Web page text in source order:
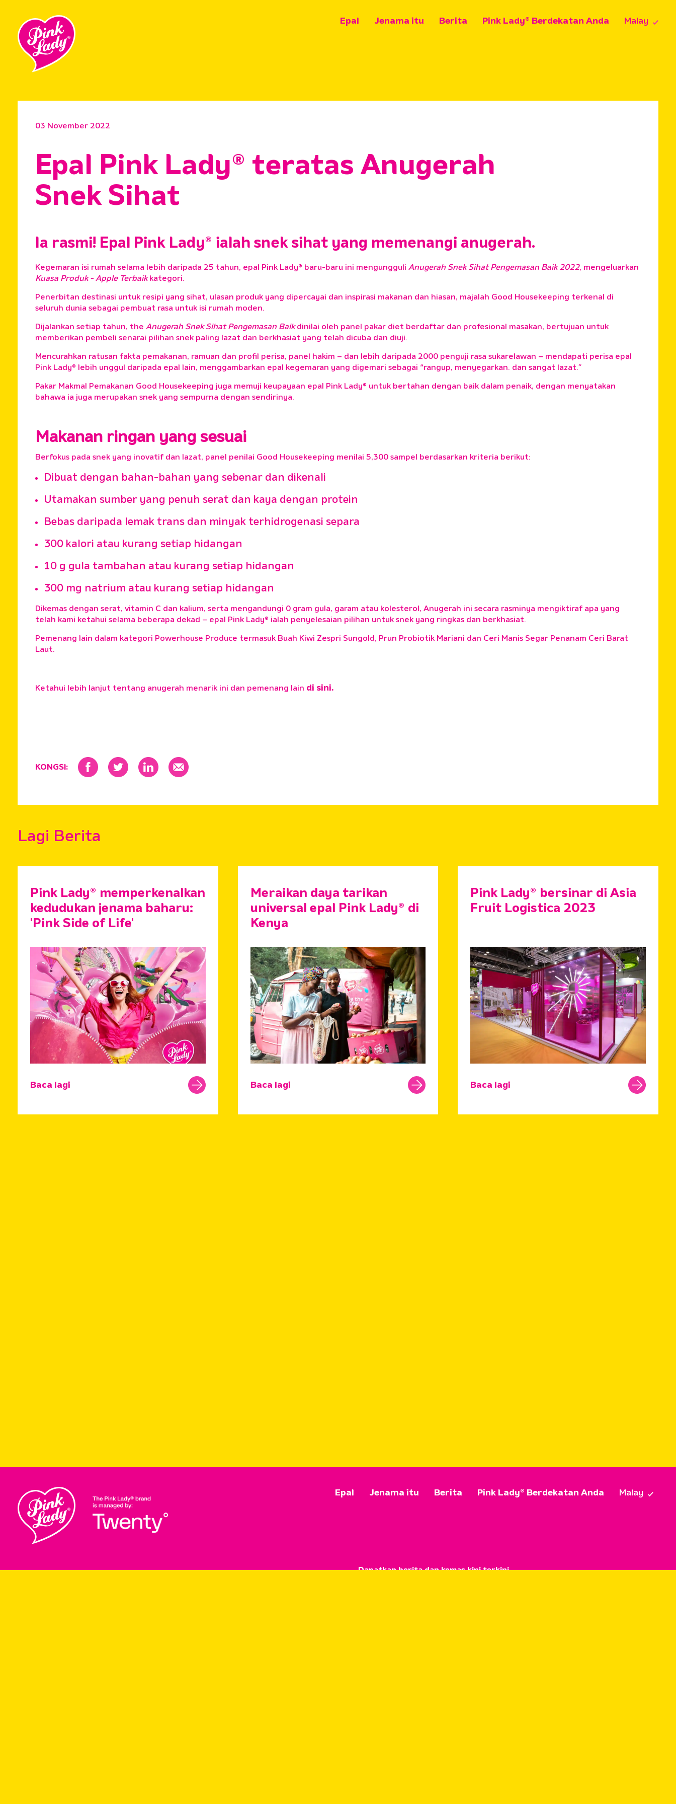
Epal Jenama itu Berita Pink Lady® Berdekatan Anda Malay
03 November 2022
Epal Pink Lady® teratas Anugerah
Snek Sihat
Ia rasmi! Epal Pink Lady® ialah snek sihat yang memenangi anugerah.
Kegemaran isi rumah selama lebih daripada 25 tahun, epal Pink Lady® baru-baru ini mengungguli Anugerah Snek Sihat Pengemasan Baik 2022, mengeluarkan
Kuasa Produk - Apple Terbaikkategori.
Penerbitan destinasi untuk resipi yang sihat, ulasan produk yang dipercayai dan inspirasi makanan dan hiasan, majalah Good Housekeeping terkenal di
seluruh dunia sebagai pembuat rasa untuk isi rumah moden.
Dijalankan setiap tahun, the Anugerah Snek Sihat Pengemasan Baikdinilai oleh panel pakar diet berdaftar dan profesional masakan, bertujuan untuk
memberikan pembeli senarai pilihan snek paling lazat dan berkhasiat yang telah dicuba dan diuji.
Mencurahkan ratusan fakta pemakanan, ramuan dan profil perisa, panel hakim – dan lebih daripada 2000 penguji rasa sukarelawan – mendapati perisa epal
Pink Lady® lebih unggul daripada epal lain, menggambarkan epal kegemaran yang digemari sebagai “rangup, menyegarkan. dan sangat lazat.”
Pakar Makmal Pemakanan Good Housekeeping juga memuji keupayaan epal Pink Lady® untuk bertahan dengan baik dalam penaik, dengan menyatakan
bahawa ia juga merupakan snek yang sempurna dengan sendirinya.
Makanan ringan yang sesuai
Berfokus pada snek yang inovatif dan lazat, panel penilai Good Housekeeping menilai 5,300 sampel berdasarkan kriteria berikut:
Dibuat dengan bahan-bahan yang sebenar dan dikenali
Utamakan sumber yang penuh serat dan kaya dengan protein
Bebas daripada lemak trans dan minyak terhidrogenasi separa
300 kalori atau kurang setiap hidangan
10 g gula tambahan atau kurang setiap hidangan
300 mg natrium atau kurang setiap hidangan
Dikemas dengan serat, vitamin C dan kalium, serta mengandungi 0 gram gula, garam atau kolesterol, Anugerah ini secara rasminya mengiktiraf apa yang
telah kami ketahui selama beberapa dekad – epal Pink Lady® ialah penyelesaian pilihan untuk snek yang ringkas dan berkhasiat.
Pemenang lain dalam kategori Powerhouse Produce termasuk Buah Kiwi Zespri Sungold, Prun Probiotik Mariani dan Ceri Manis Segar Penanam Ceri Barat
Laut.
Ketahui lebih lanjut tentang anugerah menarik ini dan pemenang lain di sini.
KONGSI:
Lagi Berita
Pink Lady® memperkenalkan
kedudukan jenama baharu:
'Pink Side of Life'
Baca lagi
Meraikan daya tarikan
universal epal Pink Lady® di
Kenya
Baca lagi
Pink Lady® bersinar di Asia
Fruit Logistica 2023
Baca lagi
Epal Jenama itu Berita Pink Lady® Berdekatan Anda Malay
Dapatkan berita dan kemas kini terkini